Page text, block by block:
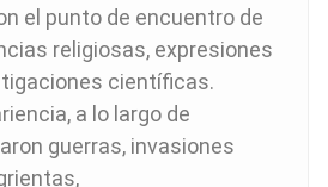
el punto de encuentro de
religiosas, expresiones
científicas.
a lo largo de
guerras, invasiones